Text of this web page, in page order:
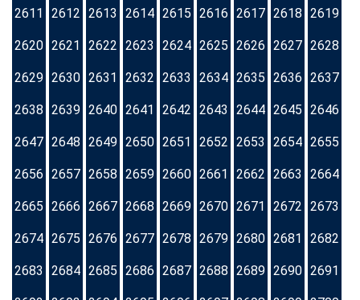
2611 2612 2613 2614 2615 2616 2617 2618 2619
2620 2621 2622 2623 2624 2625 2626 2627 2628
2629 2630 2631 2632 2633 2634 2635 2636 2637
2638 2639 2640 2641 2642 2643 2644 2645 2646
2647 2648 2649 2650 2651 2652 2653 2654 2655
2656 2657 2658 2659 2660 2661 2662 2663 2664
2665 2666 2667 2668 2669 2670 2671 2672 2673
2674 2675 2676 2677 2678 2679 2680 2681 2682
2683 2684 2685 2686 2687 2688 2689 2690 2691